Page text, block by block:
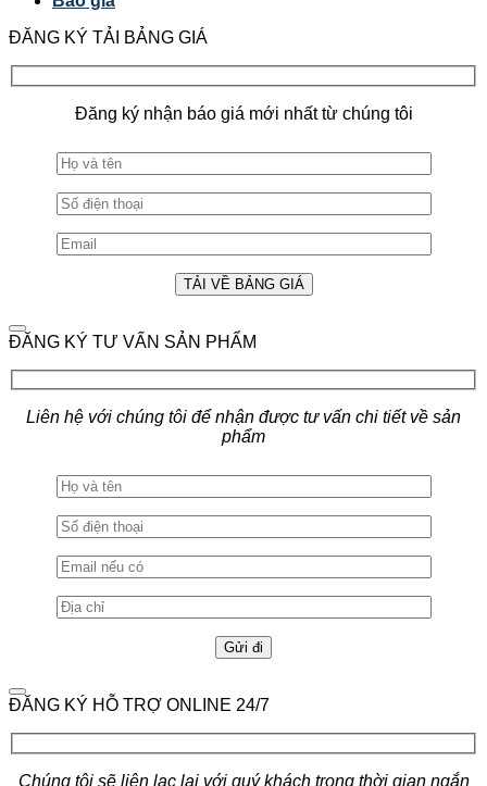
ĐĂNG KÝ TẢI BẢNG GIÁ
Đăng ký nhận báo giá mới nhất từ chúng tôi
ĐĂNG KÝ TƯ VẤN SẢN PHẨM
Liên hệ với chúng tôi để nhận được tư vấn chi tiết về sản
phẩm
ĐĂNG KÝ HỖ TRỢ ONLINE 24/7
Chúng tôi sẽ liên lạc lại với quý khách trong thời gian ngắn